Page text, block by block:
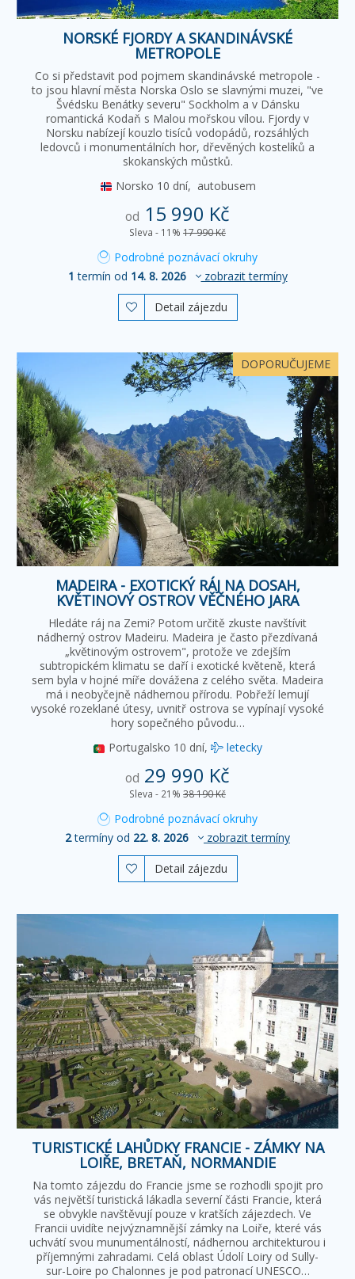
NORSKÉ FJORDY A SKANDINÁVSKÉ
METROPOLE
Co si představit pod pojmem skandinávské metropole -
to jsou hlavní města Norska Oslo se slavnými muzei, "ve
Švédsku Benátky severu" Sockholm a v Dánsku
romantická Kodaň s Malou mořskou vílou. Fjordy v
Norsku nabízejí kouzlo tisíců vodopádů, rozsáhlých
ledovců i monumentálních hor, dřevěných kostelíků a
skokanských můstků.
Norsko 10 dní, autobusem
od 15 990 Kč
Sleva - 11% 17 990 Kč
Podrobné poznávací okruhy
1 termín od 14. 8. 2026 zobrazit termíny
 Detail zájezdu
DOPORUČUJEME
MADEIRA - EXOTICKÝ RÁJ NA DOSAH,
KVĚTINOVÝ OSTROV VĚČNÉHO JARA
Hledáte ráj na Zemi? Potom určitě zkuste navštívit
nádherný ostrov Madeiru. Madeira je často přezdívaná
„květinovým ostrovem", protože ve zdejším
subtropickém klimatu se daří i exotické květeně, která
sem byla v hojné míře dovážena z celého světa. Madeira
má i neobyčejně nádhernou přírodu. Pobřeží lemují
vysoké rozeklané útesy, uvnitř ostrova se vypínají vysoké
hory sopečného původu…
Portugalsko 10 dní, letecky
od 29 990 Kč
Sleva - 21% 38 190 Kč
Podrobné poznávací okruhy
2termíny od 22. 8. 2026 zobrazit termíny
 Detail zájezdu
TURISTICKÉ LAHŮDKY FRANCIE - ZÁMKY NA
LOIŘE, BRETAŇ, NORMANDIE
Na tomto zájezdu do Francie jsme se rozhodli spojit pro
vás největší turistická lákadla severní části Francie, která
se obvykle navštěvují pouze v kratších zájezdech. Ve
Francii uvidíte nejvýznamnější zámky na Loiře, které vás
uchvátí svou munumentálností, nádhernou architekturou i
příjemnými zahradami. Celá oblast Údolí Loiry od Sully-
sur-Loire po Chalonnes je pod patronací UNESCO…